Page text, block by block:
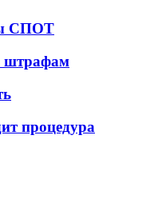
СПОТ
штрафам
процедура